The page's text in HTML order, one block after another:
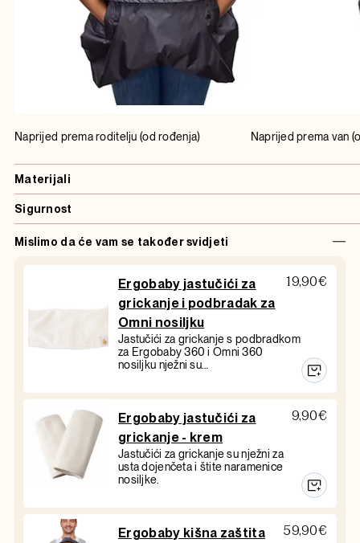
Naprijed prema roditelju (od rođenja) Naprijed prema van (od
Materijali
Sigurnost
Mislimo da će vam se također svidjeti
Ergobaby jastučići za
grickanje i podbradak za
Omni nosiljku
19,90€
Jastučići za grickanje s podbradkom
za Ergobaby 360 i Omni 360
nosiljku nježni su…
Ergobaby jastučići za
grickanje - krem
9,90€
Jastučići za grickanje su nježni za
usta dojenčeta i štite naramenice
nosiljke.
Ergobaby kišna zaštita
59,90€